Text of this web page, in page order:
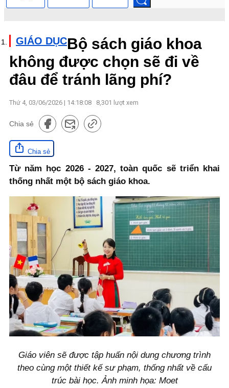
GIÁO DỤCBộ sách giáo khoa
không được chọn sẽ đi về
đâu để tránh lãng phí?
Thứ 4, 03/06/2026 | 14:18:08 8,301 lượt xem
Chia sẻ
Chia sẻ
Từ năm học 2026 - 2027, toàn quốc sẽ triển khai
thống nhất một bộ sách giáo khoa.
Giáo viên sẽ được tập huấn nội dung chương trình
theo cùng một thiết kế sư phạm, thống nhất về cấu
trúc bài học. Ảnh minh họa: Moet